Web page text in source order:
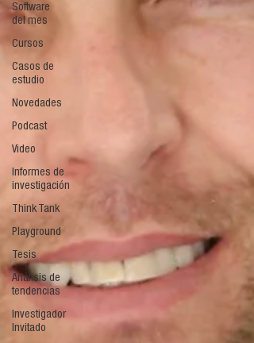
Software
del mes
Cursos
Casos de
estudio
Novedades
Podcast
Video
Informes de
investigación
Think Tank
Playground
Tesis
Análisis de
tendencias
Investigador
Invitado